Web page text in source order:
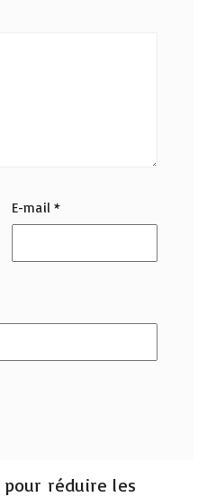
E-mail*
réduire les